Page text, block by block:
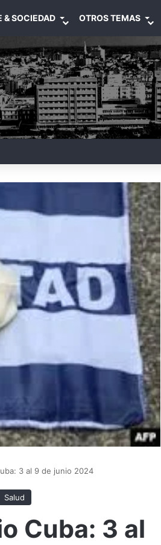
& SOCIEDAD OTROS TEMAS
3 al 9 de junio 2024
Salud
Cuba: 3 al